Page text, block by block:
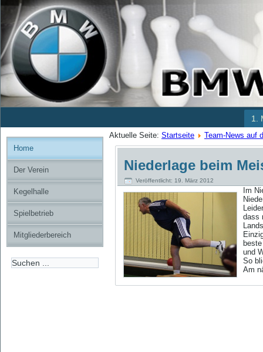
1.
Home
Der Verein
Kegelhalle
Spielbetrieb
Mitgliederbereich
Aktuelle Seite: Startseite Team-News auf
Niederlage beim
Veröffentlicht: 19. März 2012
Im
dass
und
So
Am